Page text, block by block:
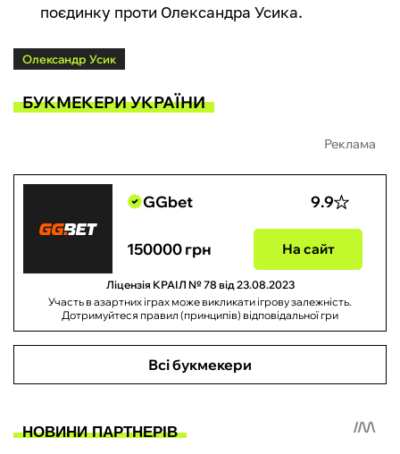
поєдинку проти Олександра Усика.
Олександр Усик
БУКМЕКЕРИ УКРАЇНИ
Реклама
GGbet 9.9
150000 грн На сайт
Ліцензія КРАІЛ № 78 від 23.08.2023
Участь в азартних іграх може викликати ігрову залежність.
Дотримуйтеся правил (принципів) відповідальної гри
Всі букмекери